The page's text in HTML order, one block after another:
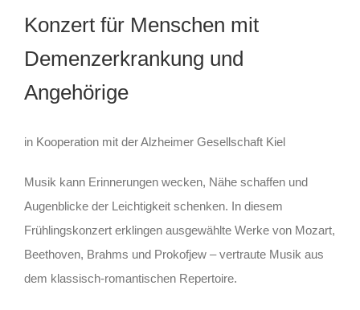
Konzert für Menschen mit
Demenzerkrankung und
Angehörige
in Kooperation mit der Alzheimer Gesellschaft Kiel
Musik kann Erinnerungen wecken, Nähe schaffen und
Augenblicke der Leichtigkeit schenken. In diesem
Frühlingskonzert erklingen ausgewählte Werke von Mozart,
Beethoven, Brahms und Prokofjew – vertraute Musik aus
dem klassisch-romantischen Repertoire.